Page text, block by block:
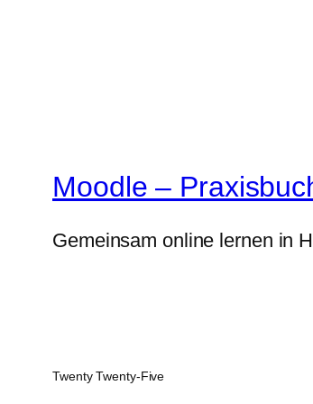
Moodle –
Gemeinsam online lernen in
Twenty Twenty-Five